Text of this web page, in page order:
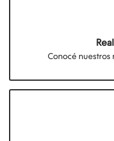
Conocé nuestros